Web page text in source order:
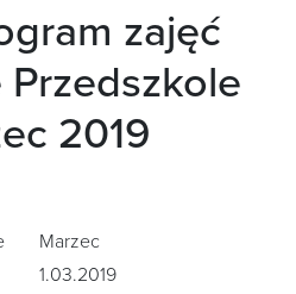
zajęć
Przedszkole
2019
Marzec
1.03.2019